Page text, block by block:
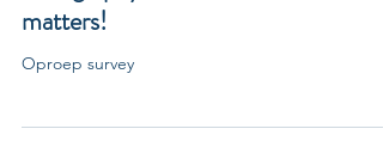
radiography students – Your voice
matters!